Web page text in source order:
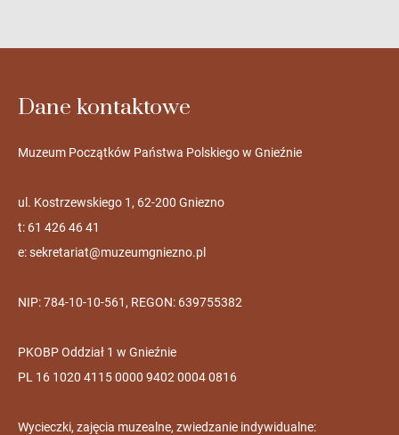
Dane kontaktowe
Muzeum Początków Państwa Polskiego w Gnieźnie
ul. Kostrzewskiego 1, 62-200 Gniezno
t: 61 426 46 41
e:sekretariat@muzeumgniezno.pl
NIP: 784-10-10-561, REGON: 639755382
PKOBP Oddział 1 w Gnieźnie
PL 16 1020 4115 0000 9402 0004 0816
Wycieczki, zajęcia muzealne, zwiedzanie indywidualne: